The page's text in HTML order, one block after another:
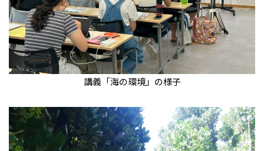
講義「海の環境」の様子